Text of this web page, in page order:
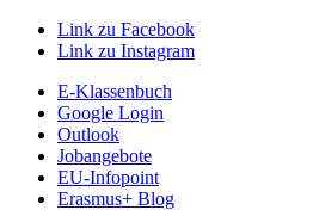
Link zu Facebook
Link zu Instagram
E-Klassenbuch
Google Login
Outlook
Jobangebote
EU-Infopoint
Erasmus+ Blog